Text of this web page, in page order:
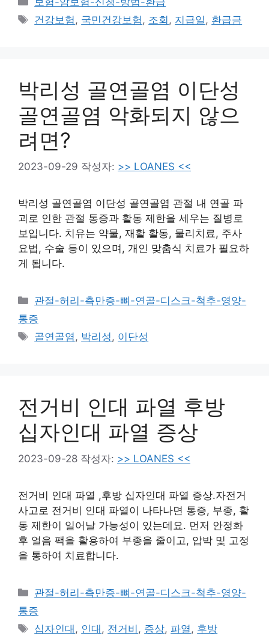
테
태
건강보험 , 국민건강보험 , 조회 , 지급일 , 환급금
박리성 골연골염 이단성
골연골염 악화되지 않으
려면?
2023-09-29 작성자: >> LOANES <<
박리성 골연골염 이단성 골연골염 관절 내 연골 파
괴로 인한 관절 통증과 활동 제한을 세우는 질병로
보입니다. 치유는 약물, 재활 활동, 물리치료, 주사
요법, 수술 등이 있으며, 개인 맞춤식 치료가 필요하
게 됩니다.
카
테
리
관절-허리-측만증-뼈-연골-디스크-척추-영양-
통증
태
골연골염, 박리성, 이단성
전거비 인대 파열 후방
십자인대 파열 증상
2023-09-28 작성자: >> LOANES <<
전거비 인대 파열 ,후방 십자인대 파열 증상.자전거
사고로 전거비 인대 파열이 나타나면 통증, 부종, 활
동 제한이 일어날 가능성이 있는데요. 먼저 안정화
후 얼음 팩을 활용하여 부종을 줄이고, 압박 및 고정
을 통하여 치료합니다.
카
테
고
리
관절-허리-측만증-뼈-연골-디스크-척추-영양-
통증
태
십자인대 , 인대 , 전거비 , 증상, 파열 , 후방